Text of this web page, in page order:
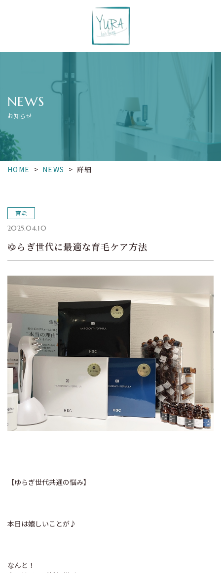
NEWS
お知らせ
HOME > NEWS > 詳細
育毛
2025.04.10
ゆらぎ世代に最適な育毛ケア方法
【ゆらぎ世代共通の悩み】
本日は嬉しいことが♪
なんと！